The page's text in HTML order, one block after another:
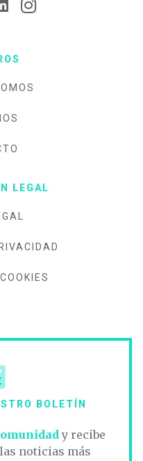
LEGAL
BOLETÍN
y recibe
noticias más